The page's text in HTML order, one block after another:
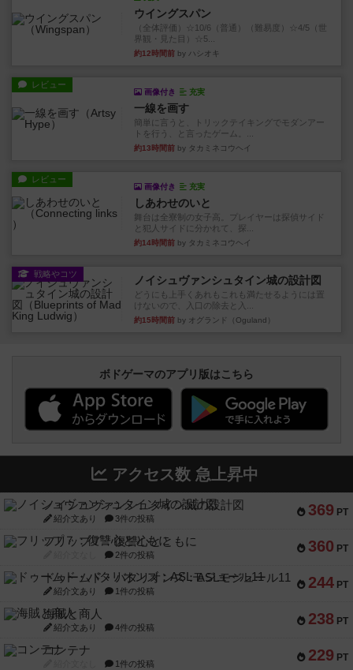
ウイングスパン
（全体評価）☆10/6（普通）（難易度）☆4/5（世
界観・見た目）☆5...
約12時間前 by ハシオキ
レビュー
画像付き 充実
一線を画す
簡単に言うと、トリックテイキングでモダンアー
トを行う、と言ったゲーム。...
約13時間前 by タカミネコウヘイ
レビュー
画像付き 充実
しあわせのいと
舞台は全寮制の女子高。プレイヤーは探偵サイド
と犯人サイドに分かれて、探...
約14時間前 by タカミネコウヘイ
戦略やコツ ノイシュヴァンシュタイン城の設計図
どうにも上手くあれもこれも満たせるようには置
けないので、入口の除去と入...
約15時間前 by オグランド（Oguland）
ボドゲーマのアプリ版はこちら
アクセス数 急上昇中
369 PT
ノイシュヴァンシュタイン城の設計図
紹介文あり 3件の投稿
360 PT
フリップ７：復讐心とともに
2件の投稿
244 PT
ドゥームド・バタリオンズ：ASLモジュール11
紹介文あり 1件の投稿
238 PT
海賊と商人
紹介文あり 4件の投稿
229 PT
コンテナ
1件の投稿